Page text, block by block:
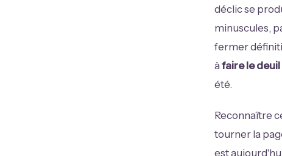
déclic se
minuscules,
fermer
àfaire le deuil
été.
Reconnaître
tourner la
est